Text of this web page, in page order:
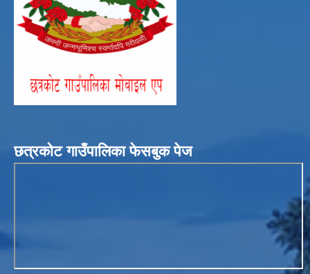
छत्रकोट गाउँपालिका फेसबुक पेज